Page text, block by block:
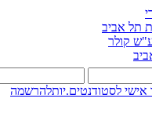
קולר
אישי לסטודנטים.יותלהרשמה